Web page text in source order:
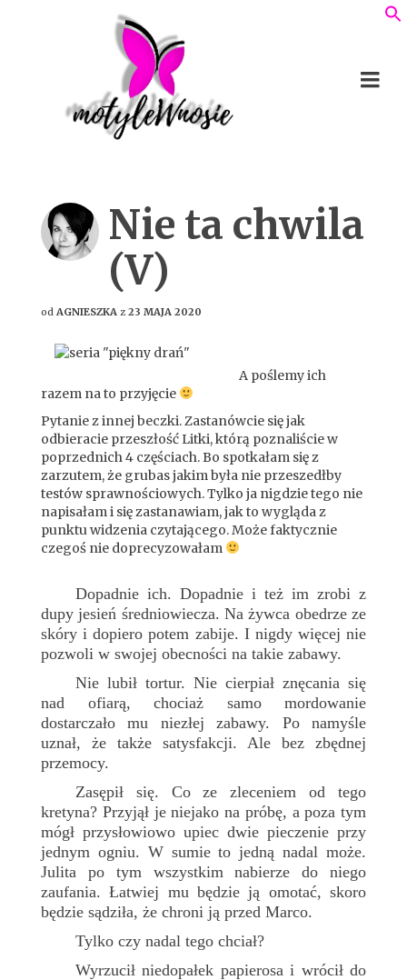
Nie ta chwila
(V)
od AGNIESZKA z 23 MAJA 2020
A poślemy ich
razem na to przyjęcie
Pytanie z innej beczki. Zastanówcie się jak
odbieracie przeszłość Litki, którą poznaliście w
poprzednich 4 częściach. Bo spotkałam się z
zarzutem, że grubas jakim była nie przeszedłby
testów sprawnościowych. Tylko ja nigdzie tego nie
napisałam i się zastanawiam, jak to wygląda z
punktu widzenia czytającego. Może faktycznie
czegoś nie doprecyzowałam
Dopadnie ich. Dopadnie i też im zrobi z
dupy jesień średniowiecza. Na żywca obedrze ze
skóry i dopiero potem zabije. I nigdy więcej nie
pozwoli w swojej obecności na takie zabawy.
Nie lubił tortur. Nie cierpiał znęcania się
nad ofiarą, chociaż samo mordowanie
dostarczało mu niezłej zabawy. Po namyśle
uznał, że także satysfakcji. Ale bez zbędnej
przemocy.
Zasępił się. Co ze zleceniem od tego
kretyna? Przyjął je niejako na próbę, a poza tym
mógł przysłowiowo upiec dwie pieczenie przy
jednym ogniu. W sumie to jedną nadal może.
Julita po tym wszystkim nabierze do niego
zaufania. Łatwiej mu będzie ją omotać, skoro
będzie sądziła, że chroni ją przed Marco.
Tylko czy nadal tego chciał?
Wyrzucił niedopałek papierosa i wrócił do